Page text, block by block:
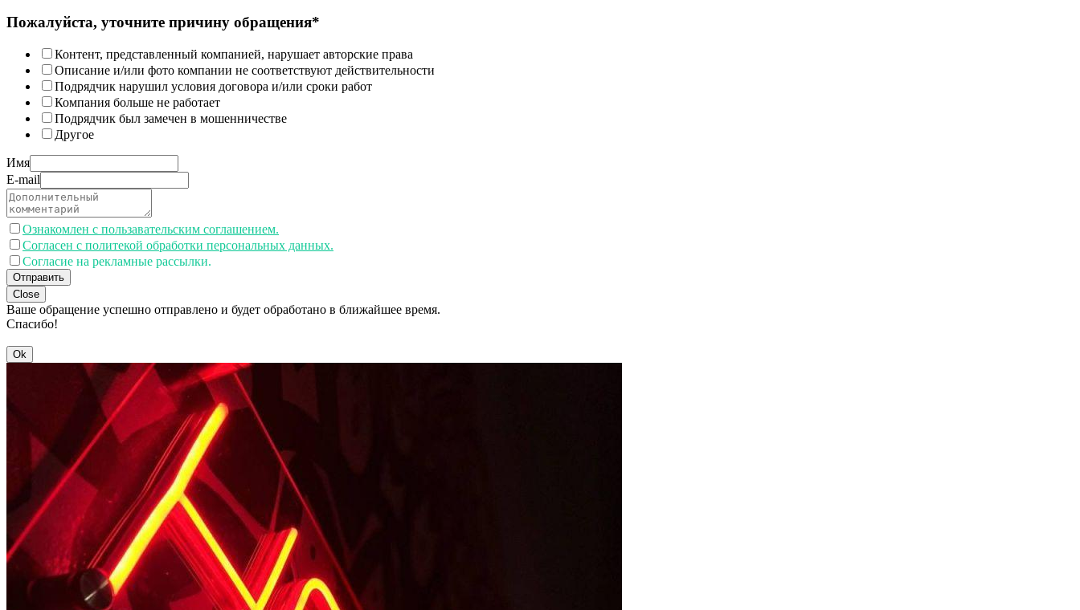
Пожалуйста, уточните причину обращения*
Контент, представленный компанией, нарушает авторские права
Описание и/или фото компании не соответствуют действительности
Подрядчик нарушил условия договора и/или сроки работ
Компания больше не работает
Подрядчик был замечен в мошенничестве
Другое
Имя
E-mail
Ознакомлен с пользавательским соглашением.
Согласен с политекой обработки персональных данных.
Согласие на рекламные рассылки.
Отправить
Close
Ваше обращение успешно отправлено и будет обработано в ближайшее время.
Спасибо!
Ok